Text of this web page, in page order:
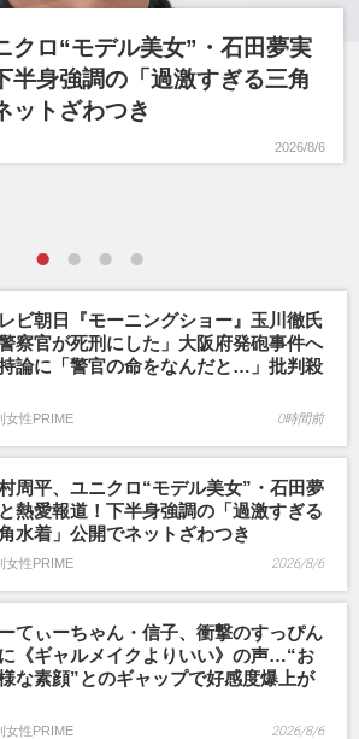
クロ“モデル美女”・石田夢実
半身強調の「過激すぎる三角
ットざわつき
2026/8/6
ビ朝日『モーニングショー』玉川徹氏
警察官が死刑にした」大阪府発砲事件へ
論に「警官の命をなんだと…」批判殺
女性PRIME 0時間前
周平、ユニクロ“モデル美女”・石田夢
熱愛報道！下半身強調の「過激すぎる
水着」公開でネットざわつき
女性PRIME 2026/8/6
てぃーちゃん・信子、衝撃のすっぴん
《ギャルメイクよりいい》の声…“お
な素顔”とのギャップで好感度爆上が
女性PRIME 2026/8/6